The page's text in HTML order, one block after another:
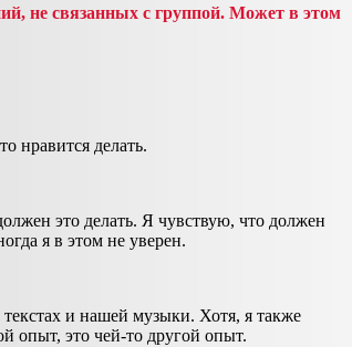
не связанных с группой. Может в этом
нравится делать.
это делать. Я чувствую, что должен
я в этом не уверен.
и нашей музыки. Хотя, я также
опыт, это чей-то другой опыт.